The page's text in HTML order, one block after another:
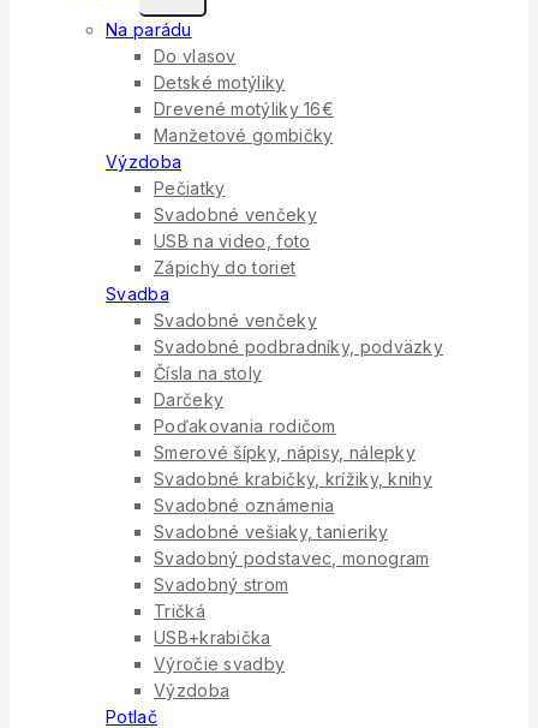
Child
Menu
Na parádu
Do vlasov
Detské motýliky
Drevené motýliky 16€
Manžetové gombičky
Výzdoba
Pečiatky
Svadobné venčeky
USB na video, foto
Zápichy do toriet
Svadba
Svadobné venčeky
Svadobné podbradníky, podväzky
Čísla na stoly
Darčeky
Poďakovania rodičom
Smerové šípky, nápisy, nálepky
Svadobné krabičky, krížiky, knihy
Svadobné oznámenia
Svadobné vešiaky, tanieriky
Svadobný podstavec, monogram
Svadobný strom
Tričká
USB+krabička
Výročie svadby
Výzdoba
Potlač